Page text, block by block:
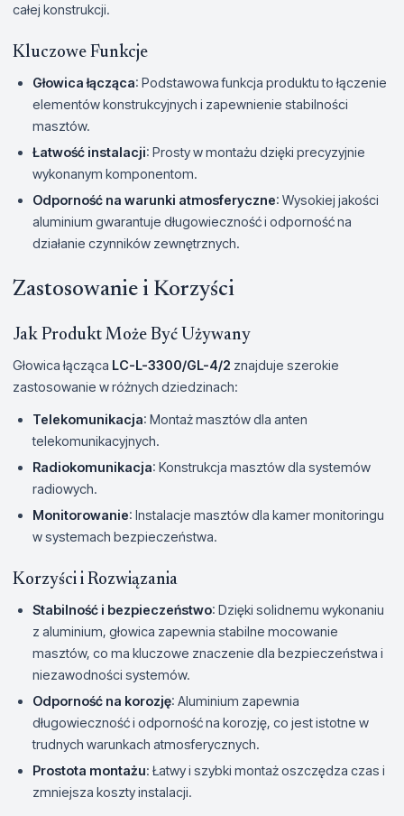
całej konstrukcji.
Kluczowe Funkcje
Głowica łącząca: Podstawowa funkcja produktu to łączenie
elementów konstrukcyjnych i zapewnienie stabilności
masztów.
Łatwość instalacji: Prosty w montażu dzięki precyzyjnie
wykonanym komponentom.
Odporność na warunki atmosferyczne: Wysokiej jakości
aluminium gwarantuje długowieczność i odporność na
działanie czynników zewnętrznych.
Zastosowanie i Korzyści
Jak Produkt Może Być Używany
Głowica łącząca LC-L-3300/GL-4/2 znajduje szerokie
zastosowanie w różnych dziedzinach:
Telekomunikacja: Montaż masztów dla anten
telekomunikacyjnych.
Radiokomunikacja: Konstrukcja masztów dla systemów
radiowych.
Monitorowanie: Instalacje masztów dla kamer monitoringu
w systemach bezpieczeństwa.
Korzyści i Rozwiązania
Stabilność i bezpieczeństwo: Dzięki solidnemu wykonaniu
z aluminium, głowica zapewnia stabilne mocowanie
masztów, co ma kluczowe znaczenie dla bezpieczeństwa i
niezawodności systemów.
Odporność na korozję: Aluminium zapewnia
długowieczność i odporność na korozję, co jest istotne w
trudnych warunkach atmosferycznych.
Prostota montażu: Łatwy i szybki montaż oszczędza czas i
zmniejsza koszty instalacji.